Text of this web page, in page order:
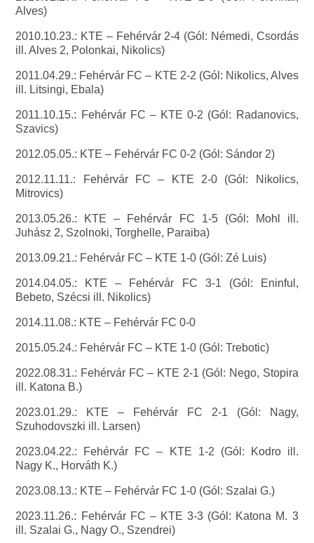
Alves)
2010.10.23.: KTE – Fehérvár 2-4 (Gól: Némedi, Csordás
ill. Alves 2, Polonkai, Nikolics)
2011.04.29.: Fehérvár FC – KTE 2-2 (Gól: Nikolics, Alves
ill. Litsingi, Ebala)
2011.10.15.: Fehérvár FC – KTE 0-2 (Gól: Radanovics,
Szavics)
2012.05.05.: KTE – Fehérvár FC 0-2 (Gól: Sándor 2)
2012.11.11.: Fehérvár FC – KTE 2-0 (Gól: Nikolics,
Mitrovics)
2013.05.26.: KTE – Fehérvár FC 1-5 (Gól: Mohl ill.
Juhász 2, Szolnoki, Torghelle, Paraiba)
2013.09.21.: Fehérvár FC – KTE 1-0 (Gól: Zé Luis)
2014.04.05.: KTE – Fehérvár FC 3-1 (Gól: Eninful,
Bebeto, Szécsi ill. Nikolics)
2014.11.08.: KTE – Fehérvár FC 0-0
2015.05.24.: Fehérvár FC – KTE 1-0 (Gól: Trebotic)
2022.08.31.: Fehérvár FC – KTE 2-1 (Gól: Nego, Stopira
ill. Katona B.)
2023.01.29.: KTE – Fehérvár FC 2-1 (Gól: Nagy,
Szuhodovszki ill. Larsen)
2023.04.22.: Fehérvár FC – KTE 1-2 (Gól: Kodro ill.
Nagy K., Horváth K.)
2023.08.13.: KTE – Fehérvár FC 1-0 (Gól: Szalai G.)
2023.11.26.: Fehérvár FC – KTE 3-3 (Gól: Katona M. 3
ill. Szalai G., Nagy O., Szendrei)